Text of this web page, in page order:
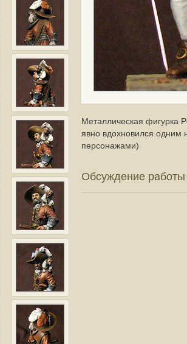
Металлическая фигурка
явно вдохновился одним
персонажами)
Обсуждение